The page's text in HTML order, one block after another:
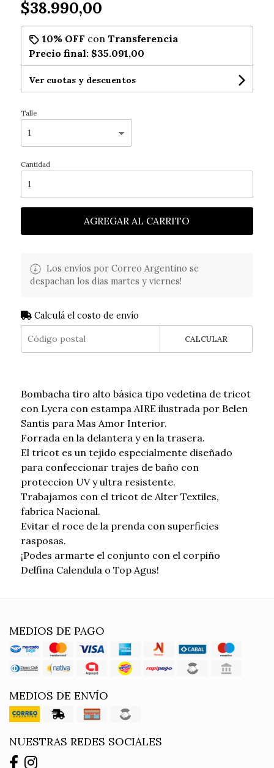
$38.990,00
10% OFF con Transferencia
Precio final: $35.091,00
Ver cuotas y descuentos
Talle
Cantidad
AGREGAR AL CARRITO
Los envíos por Correo Argentino se
despachan los dias martes y viernes!
Calculá el costo de envío
CALCULAR
Bombacha tiro alto básica tipo vedetina de tricot
con Lycra con estampa AIRE ilustrada por Belen
Santis para Mas Amor Interior.
Forrada en la delantera y en la trasera.
El tricot es un tejido especialmente diseñado
para confeccionar trajes de baño con
proteccion UV y ultra resistente.
Trabajamos con el tricot de Alter Textiles,
fabrica Nacional.
Evitar el roce de la prenda con superficies
rasposas.
¡Podes armarte el conjunto con el corpiño
Delfina Calendula o Top Agus!
MEDIOS DE PAGO
MEDIOS DE ENVÍO
NUESTRAS REDES SOCIALES